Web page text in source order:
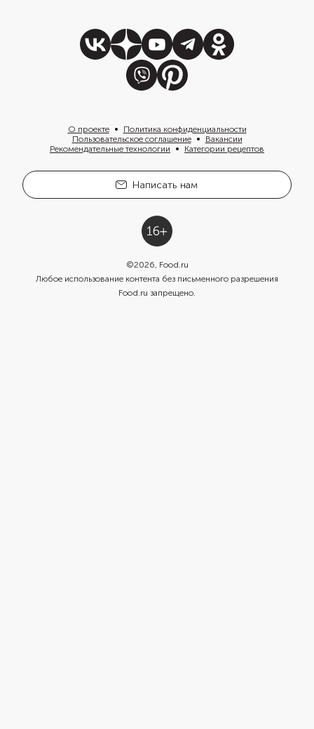
О проекте
Политика конфиденциальности
Пользовательское соглашение
Вакансии
Рекомендательные технологии
Категории рецептов
Написать нам
©2026, Food.ru
Любое использование контента без письменного разрешения
Food.ru запрещено.